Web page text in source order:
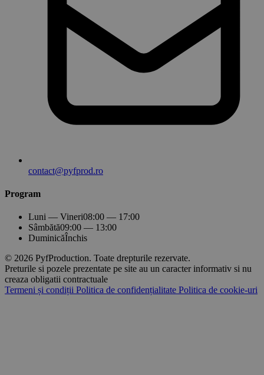
contact@pyfprod.ro
Program
Luni — Vineri08:00 — 17:00
Sâmbătă09:00 — 13:00
DuminicăÎnchis
© 2026 PyfProduction. Toate drepturile rezervate.
Preturile si pozele prezentate pe site au un caracter informativ si nu
creaza obligatii contractuale
Termeni și condiții Politica de confidențialitate Politica de cookie-uri